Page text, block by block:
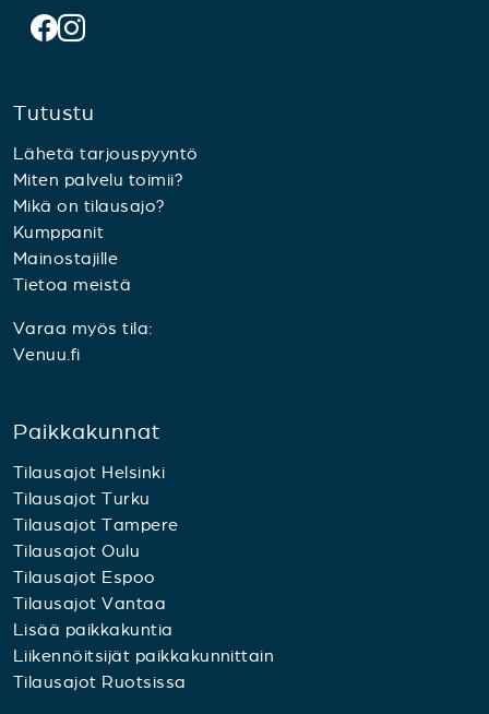
Tutustu
Lähetä tarjouspyyntö
Miten palvelu toimii?
Mikä on tilausajo?
Kumppanit
Mainostajille
Tietoa meistä
Varaa myös tila:
Venuu.fi
Paikkakunnat
Tilausajot Helsinki
Tilausajot Turku
Tilausajot Tampere
Tilausajot Oulu
Tilausajot Espoo
Tilausajot Vantaa
Lisää paikkakuntia
Liikennöitsijät paikkakunnittain
Tilausajot Ruotsissa